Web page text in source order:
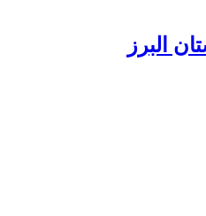
البرز